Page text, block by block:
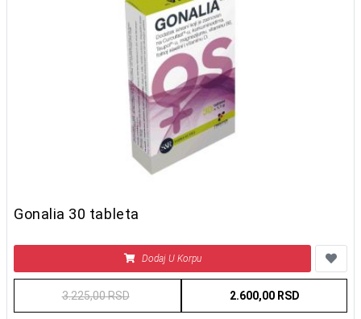
Gonalia 30 tableta
Dodaj U Korpu
3.225,00 RSD 2.600,00 RSD